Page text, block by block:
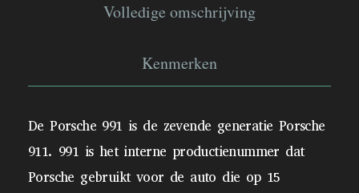
Volledige omschrijving
Kenmerken
De Porsche 991 is de zevende generatie Porsche
911. 991 is het interne productienummer dat
Porsche gebruikt voor de auto die op 15